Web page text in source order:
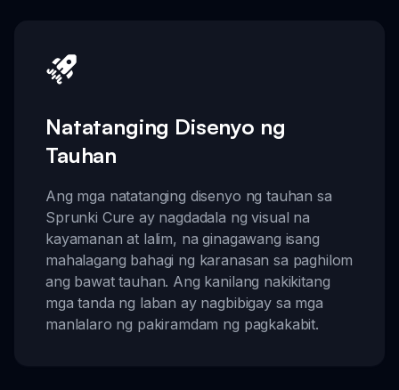
Natatanging Disenyo ng
Tauhan
Ang mga natatanging disenyo ng tauhan sa
Sprunki Cure ay nagdadala ng visual na
kayamanan at lalim, na ginagawang isang
mahalagang bahagi ng karanasan sa paghilom
ang bawat tauhan. Ang kanilang nakikitang
mga tanda ng laban ay nagbibigay sa mga
manlalaro ng pakiramdam ng pagkakabit.